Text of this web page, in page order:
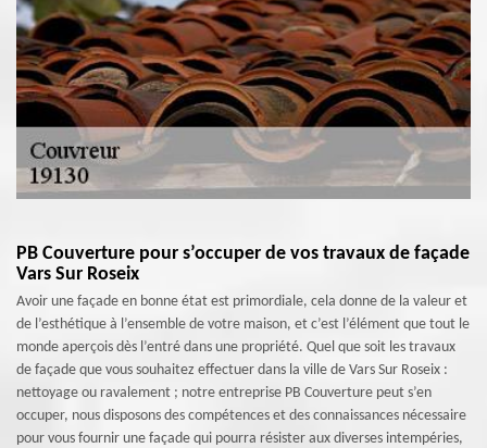
PB Couverture pour s’occuper de vos travaux de façade
Vars Sur Roseix
Avoir une façade en bonne état est primordiale, cela donne de la valeur et
de l’esthétique à l’ensemble de votre maison, et c’est l’élément que tout le
monde aperçois dès l’entré dans une propriété. Quel que soit les travaux
de façade que vous souhaitez effectuer dans la ville de Vars Sur Roseix :
nettoyage ou ravalement ; notre entreprise PB Couverture peut s’en
occuper, nous disposons des compétences et des connaissances nécessaire
pour vous fournir une façade qui pourra résister aux diverses intempéries,